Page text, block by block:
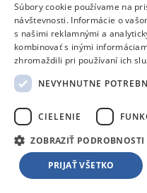
Samsung Galaxy A27 5G 6/
Galaxy Fit3 ZADARMO -
Informačný list výrobku
Samsung Galaxy A27 5G 6/
Galaxy Fit3 ZADARMO -
Informačný list výrobku
Súbory cookie používame na
návštevnosti. Informácie o
s našimi reklamnými a
kombinovať s inými
zhromaždili pri používaní ich
NEVYHNUTNE
CIELENIE
ZOBRAZIŤ PODROBNOSTI
PRIJAŤ VŠETKO